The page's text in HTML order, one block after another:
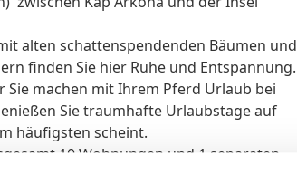
alten schattenspendenden Bäumen und
finden Sie hier Ruhe und Entspannung.
machen mit Ihrem Pferd Urlaub bei
Sie traumhafte Urlaubstage auf
häufigsten scheint.
10 Wohnungen und 1 separaten